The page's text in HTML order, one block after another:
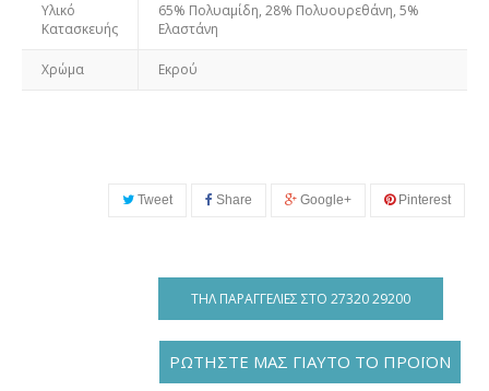
Υλικό
Κατασκευής
65% Πολυαμίδη, 28% Πολυουρεθάνη, 5%
Ελαστάνη
Χρώμα Εκρού
Tweet Share Google+ Pinterest
ΤΗΛ ΠΑΡΑΓΓΕΛΊΕΣ ΣΤΟ 27320 29200
ΡΩΤΗΣΤΕ ΜΑΣ ΓΙΑΥΤΟ ΤΟ ΠΡΟΪΟΝ